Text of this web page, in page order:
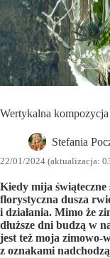
Wertykalna
Stefania
22/01/2024 (aktualizacja:
Kiedy mija świąteczne
florystyczna dusza
i działania. Mimo że
dłuższe dni budzą w
jest też moja zimowo-
z oznakami